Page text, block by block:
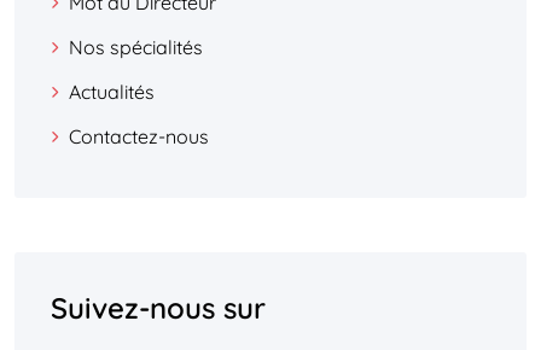
Nos spécialités
Actualités
Contactez-nous
Suivez-nous sur